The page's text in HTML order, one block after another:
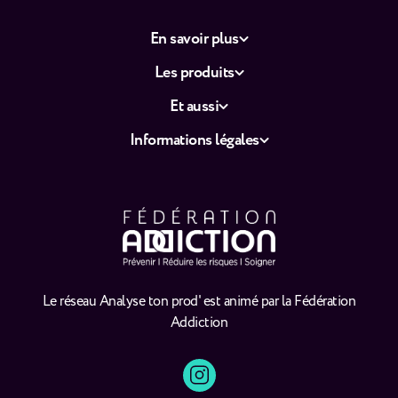
Le réseau Analyse ton prod' est animé par la Fédération
Addiction
En savoir plus
Les produits
Et aussi
Informations légales